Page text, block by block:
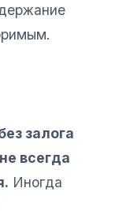
залога
всегда
Иногда